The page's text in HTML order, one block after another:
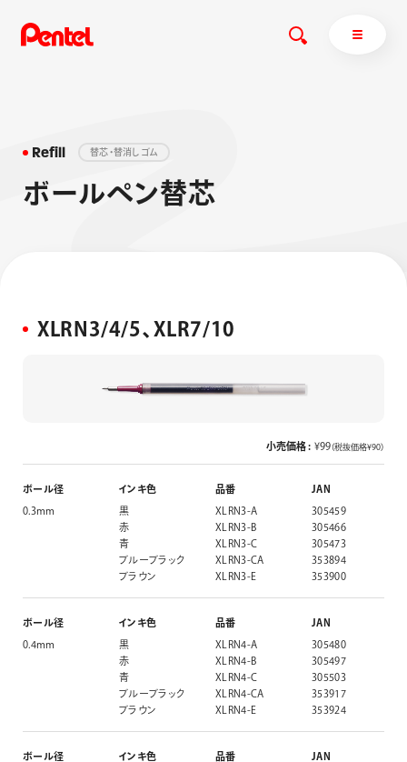
商品を探すトップ
シャープペン
ブラッシュ（筆）
メッセージ
運営会社
Refi 替芯 ・替消 し ゴム
ボールペン替芯
XLRN3/4/5、XLR7/10
小売価格 : ¥99（税抜価格¥90）
ボール径 インキ色 品番 JAN
0.3mm 黒 XLRN3-A
305459
赤
XLRN3-B
305466
青
XLRN3-C
305473
ブルーブラック
XLRN3-CA
353894
ブラウン
XLRN3-E 353900
ボール径 インキ色 品番 JAN
0.4mm 黒 XLRN4-A
305480
赤
XLRN4-B
305497
青
XLRN4-C
305503
ブルーブラック
XLRN4-CA
353917
ブラウン
XLRN4-E 353924
ボール径 インキ色 品番 JAN